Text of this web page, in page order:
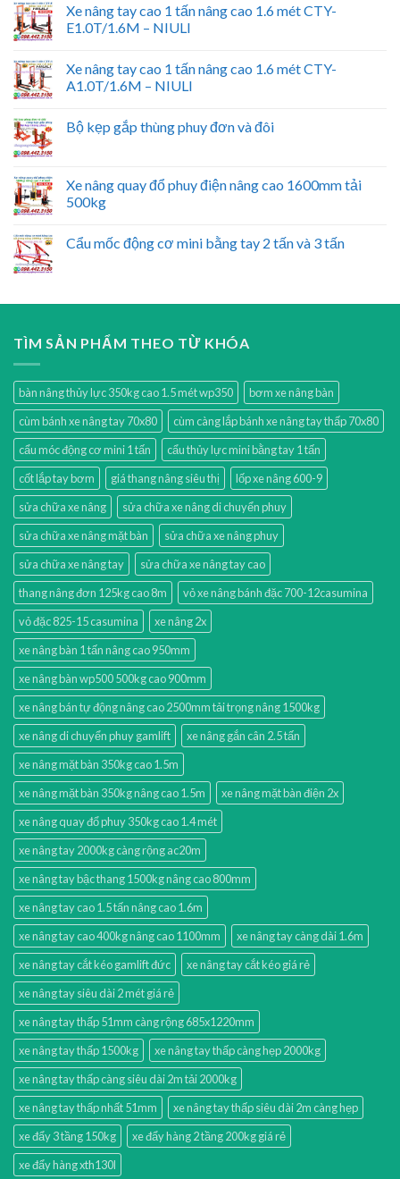
Xe nâng tay cao 1 tấn nâng cao 1.6 mét CTY-
E1.0T/1.6M – NIULI
Xe nâng tay cao 1 tấn nâng cao 1.6 mét CTY-
A1.0T/1.6M – NIULI
Bộ kẹp gắp thùng phuy đơn và đôi
Xe nâng quay đổ phuy điện nâng cao 1600mm tải
500kg
Cẩu mốc động cơ mini bằng tay 2 tấn và 3 tấn
TÌM SẢN PHẨM THEO TỪ KHÓA
bàn nâng thủy lực 350kg cao 1.5 mét wp350
bơm xe nâng bàn
cùm bánh xe nâng tay 70x80
cùm càng lắp bánh xe nâng tay thấp 70x80
cẩu móc động cơ mini 1 tấn
cẩu thủy lực mini bằng tay 1 tấn
cốt lắp tay bơm
giá thang nâng siêu thị
lốp xe nâng 600-9
sửa chữa xe nâng
sửa chữa xe nâng di chuyển phuy
sửa chữa xe nâng mặt bàn
sửa chữa xe nâng phuy
sửa chữa xe nâng tay
sửa chữa xe nâng tay cao
thang nâng đơn 125kg cao 8m
vỏ xe nâng bánh đặc 700-12casumina
vỏ đặc 825-15 casumina
xe nâng 2x
xe nâng bàn 1 tấn nâng cao 950mm
xe nâng bàn wp500 500kg cao 900mm
xe nâng bán tự động nâng cao 2500mm tải trọng nâng 1500kg
xe nâng di chuyển phuy gamlift
xe nâng gắn cân 2.5 tấn
xe nâng mặt bàn 350kg cao 1.5m
xe nâng mặt bàn 350kg nâng cao 1.5m
xe nâng mặt bàn điện 2x
xe nâng quay đổ phuy 350kg cao 1.4 mét
xe nâng tay 2000kg càng rộng ac20m
xe nâng tay bậc thang 1500kg nâng cao 800mm
xe nâng tay cao 1.5 tấn nâng cao 1.6m
xe nâng tay cao 400kg nâng cao 1100mm
xe nâng tay càng dài 1.6m
xe nâng tay cắt kéo gamlift đức
xe nâng tay cắt kéo giá rẻ
xe nâng tay siêu dài 2 mét giá rẻ
xe nâng tay thấp 51mm càng rộng 685x1220mm
xe nâng tay thấp 1500kg
xe nâng tay thấp càng hẹp 2000kg
xe nâng tay thấp càng siêu dài 2m tải 2000kg
xe nâng tay thấp nhất 51mm
xe nâng tay thấp siêu dài 2m càng hẹp
xe đẩy 3 tầng 150kg
xe đẩy hàng 2 tầng 200kg giá rẻ
xe đẩy hàng xth130l